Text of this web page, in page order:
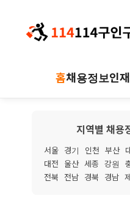
홈채용정보인
지역별 채용
서울 경기 인천 부산
대전
울산 세종 강원
전북
전남 경북 경남